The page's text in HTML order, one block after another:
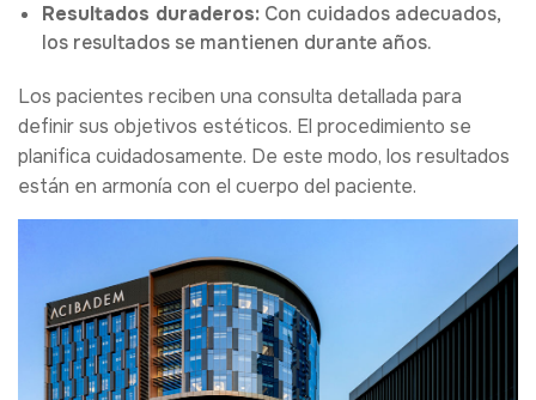
Resultados duraderos: Con cuidados adecuados,
los resultados se mantienen durante años.
Los pacientes reciben una consulta detallada para
definir sus objetivos estéticos. El procedimiento se
planifica cuidadosamente. De este modo, los resultados
están en armonía con el cuerpo del paciente.